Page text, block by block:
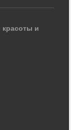
красоты и